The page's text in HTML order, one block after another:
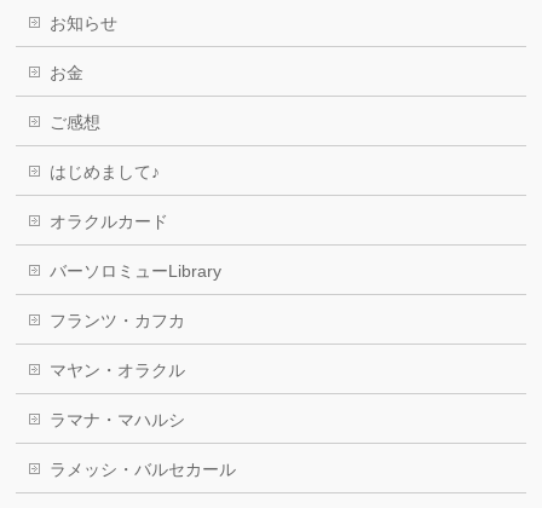
お知らせ
お金
ご感想
はじめまして♪
オラクルカード
バーソロミューLibrary
フランツ・カフカ
マヤン・オラクル
ラマナ・マハルシ
ラメッシ・バルセカール